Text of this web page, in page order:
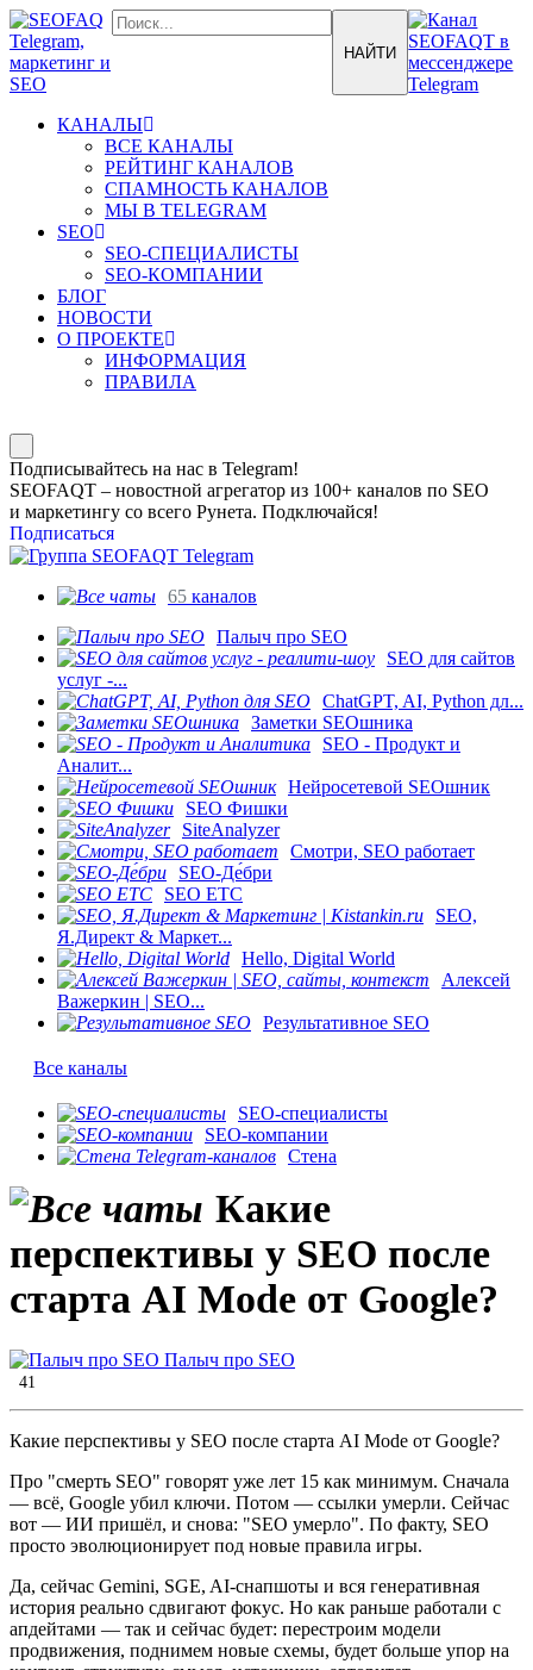
КАНАЛЫ
ВСЕ КАНАЛЫ
РЕЙТИНГ КАНАЛОВ
СПАМНОСТЬ КАНАЛОВ
МЫ В TELEGRAM
SEO
SEO-СПЕЦИАЛИСТЫ
SEO-КОМПАНИИ
БЛОГ
НОВОСТИ
О ПРОЕКТЕ
ИНФОРМАЦИЯ
ПРАВИЛА
Подписывайтесь на нас в Telegram!
SEOFAQT – новостной агрегатор из 100+ каналов по SEO
и маркетингу со всего Рунета. Подключайся!
Подписаться
65 каналов
Палыч про SEO
SEO для сайтов
услуг -...
ChatGPT, AI, Python дл...
Заметки SEOшника
SEO - Продукт и
Аналит...
Нейросетевой SEOшник
SEO Фишки
SiteAnalyzer
Смотри, SEO работает
SEO-Де́бри
SEO ETC
SEO,
Я.Директ & Маркет...
Hello, Digital World
Алексей
Важеркин | SEO...
Результативное SEO
Все каналы
SEO-специалисты
SEO-компании
Стена
Какие
перспективы у SEO после
старта AI Mode от Google?
Палыч про SEO
41
Какие перспективы у SEO после старта AI Mode от Google?
Про "смерть SEO" говорят уже лет 15 как минимум. Сначала
— всё, Google убил ключи. Потом — ссылки умерли. Сейчас
вот — ИИ пришёл, и снова: "SEO умерло". По факту, SEO
просто эволюционирует под новые правила игры.
Да, сейчас Gemini, SGE, AI-снапшоты и вся генеративная
история реально сдвигают фокус. Но как раньше работали с
апдейтами — так и сейчас будет: перестроим модели
продвижения, поднимем новые схемы, будет больше упор на